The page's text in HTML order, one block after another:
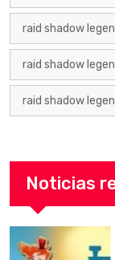
raid shadow
raid shadow
raid shadow
Noticias